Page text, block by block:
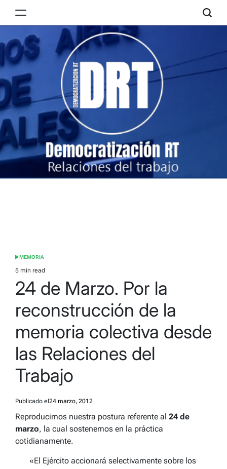
RT
POSTED
IN
MEMORIA
Estimated
read
time
5 min read
24 de Marzo. Por la
reconstrucción de la
memoria colectiva desde
las Relaciones del
Trabajo
Publicado el 24 marzo, 2012
Reproducimos nuestra postura referente al 24 de
marzo, la cual sostenemos en la práctica
cotidianamente.
«El Ejército accionará selectivamente sobre los